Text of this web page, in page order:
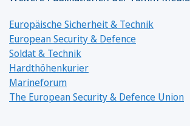
Europäische Sicherheit & Technik
European Security & Defence
Soldat & Technik
Hardthöhenkurier
Marineforum
The European Security & Defence Union